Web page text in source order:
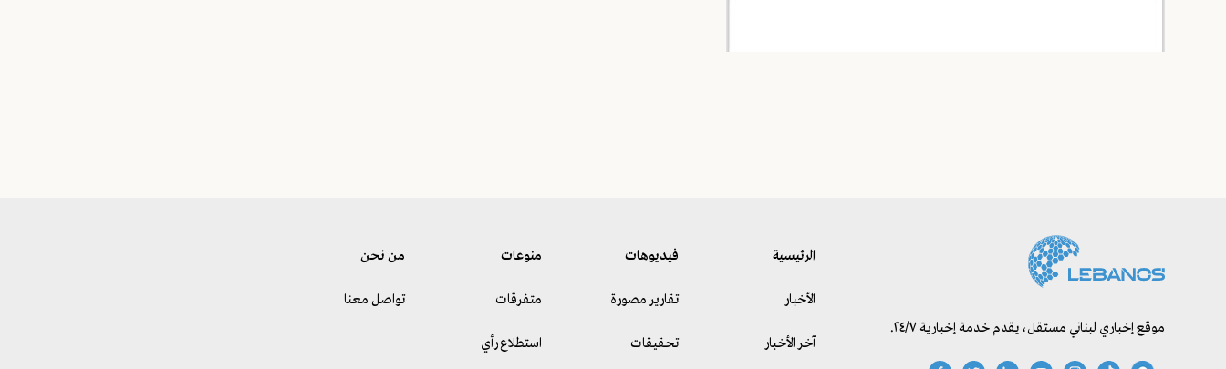
موقع إخباري لبناني مستقل، يقدم خدمة إخبارية ٢٤/٧.
الرئيسية
الأخبار
آخر الأخبار
فيديوهات
تقارير مصورة
تحقيقات
منوعات
متفرقات
استطلاع رأي
من نحن
تواصل معنا